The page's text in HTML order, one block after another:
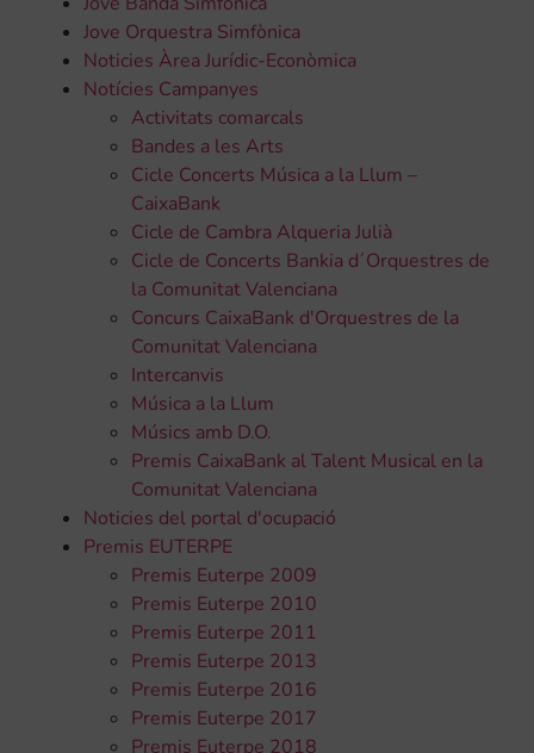
Jove Orquestra Simfònica
Noticies Àrea Jurídic-Econòmica
Notícies Campanyes
Activitats comarcals
Bandes a les Arts
Cicle Concerts Música a la Llum –
CaixaBank
Cicle de Cambra Alqueria Julià
Cicle de Concerts Bankia d´Orquestres de
la Comunitat Valenciana
Concurs CaixaBank d'Orquestres de la
Comunitat Valenciana
Intercanvis
Música a la Llum
Músics amb D.O.
Premis CaixaBank al Talent Musical en la
Comunitat Valenciana
Noticies del portal d'ocupació
Premis EUTERPE
Premis Euterpe 2009
Premis Euterpe 2010
Premis Euterpe 2011
Premis Euterpe 2013
Premis Euterpe 2016
Premis Euterpe 2017
Premis Euterpe 2018